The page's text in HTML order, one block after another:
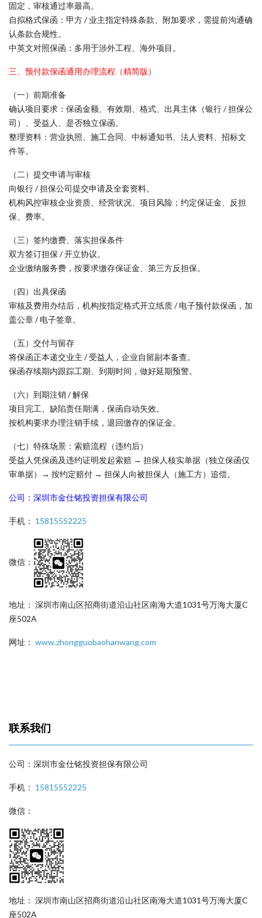
固定，审核通过率最高。
自拟格式保函：甲方 / 业主指定特殊条款、附加要求，需提前沟通确
认条款合规性。
中英文对照保函：多用于涉外工程、海外项目。
三、预付款保函通用办理流程（精简版）
（一）前期准备
确认项目要求：保函金额、有效期、格式、出具主体（银行 / 担保公
司）、受益人、是否独立保函。
整理资料：营业执照、施工合同、中标通知书、法人资料、招标文
件等。
（二）提交申请与审核
向银行 / 担保公司提交申请及全套资料。
机构风控审核企业资质、经营状况、项目风险；约定保证金、反担
保、费率。
（三）签约缴费、落实担保条件
双方签订担保 / 开立协议。
企业缴纳服务费，按要求缴存保证金、第三方反担保。
（四）出具保函
审核及费用办结后，机构按指定格式开立纸质 / 电子预付款保函，加
盖公章 / 电子签章。
（五）交付与留存
将保函正本递交业主 / 受益人，企业自留副本备查。
保函存续期内跟踪工期、到期时间，做好延期预警。
（六）到期注销 / 解保
项目完工、缺陷责任期满，保函自动失效。
按机构要求办理注销手续，退回缴存的保证金。
（七）特殊场景：索赔流程（违约后）
受益人凭保函及违约证明发起索赔 → 担保人核实单据（独立保函仅
审单据）→ 按约定赔付 → 担保人向被担保人（施工方）追偿。
公司：深圳市金仕铭投资担保有限公司
手机： 15815552225
微信：
地址： 深圳市南山区招商街道沿山社区南海大道1031号万海大厦C
座502A
网址： www.zhongguobaohanwang.com
联系我们
公司：深圳市金仕铭投资担保有限公司
手机： 15815552225
微信：
地址： 深圳市南山区招商街道沿山社区南海大道1031号万海大厦C
座502A